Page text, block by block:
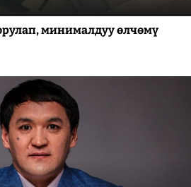
минималдуу өлчөмү